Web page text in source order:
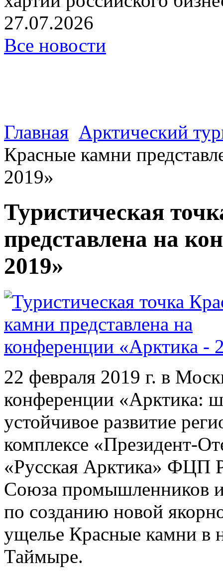
27.07.2026
Все новости
Главная Арктический
Красные камни
2019»
Туристическая
представлена на
2019»
22 февраля 2019 г. в
конференции «Арктика:
устойчивое развитие
комплексе «Президент-
«Русская Арктика» ФЦП
Союза промышленников
по созданию новой
ущелье Красные камни в
Таймыре.